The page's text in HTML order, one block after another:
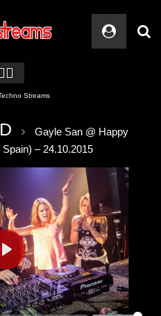
Streams
Gayle San @ Happy
– 24.10.2015
PLAY